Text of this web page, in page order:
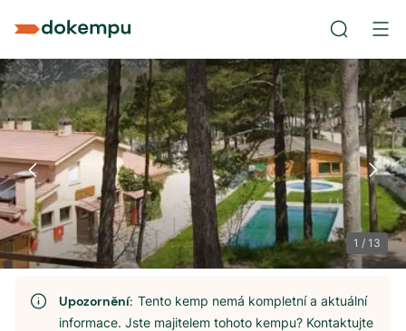
1 / 13
Upozornění:Tento kemp nemá kompletní a aktuální
informace. Jste majitelem tohoto kempu? Kontaktujte